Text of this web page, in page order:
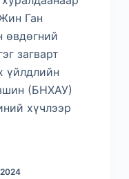
Ган
өвдөгний
загварт
үйлдлийн
(БНХАУ)
хүчлээр
2024